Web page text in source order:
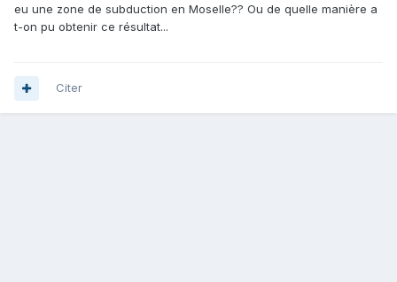
eu une zone de subduction en Moselle?? Ou de quelle manière a
t-on pu obtenir ce résultat...
Citer